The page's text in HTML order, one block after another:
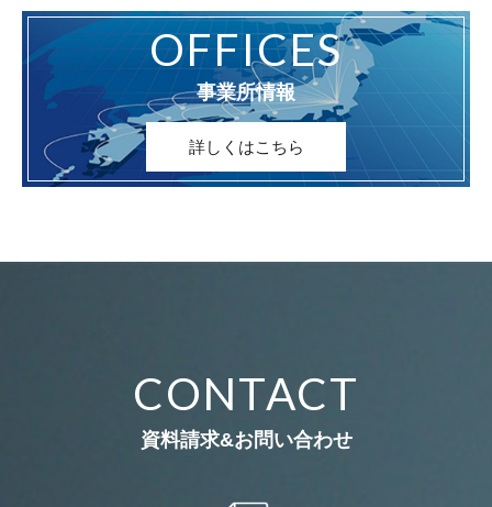
OFFICES
事業所情報
詳しくはこちら
CONTACT
資料請求&お問い合わせ